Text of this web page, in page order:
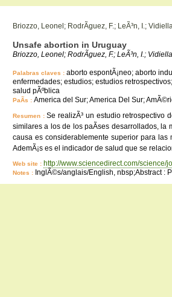
Briozzo, Leonel; RodrÃ­guez, F.; LeÃ³n, I.;
Unsafe abortion in Uruguay
Briozzo, Leonel; RodrÃ­guez, F.; LeÃ³n, I.;
Palabras claves : aborto espontÃ¡neo; aborto
enfermedades; estudios; estudios
salud pÃºblica
PaÃ­s : America del Sur; America Del Sur;
Resumen :Se realizÃ³ un estudio retrospectivo
similares a los de los paÃ­ses desarrollados, la
causa es considerablemente superior para
AdemÃ¡s es el indicador de salud que se
Web site : http://www.sciencedirect.com/science/
Notes : InglÃ©s/anglais/English, nbsp;Abstract :